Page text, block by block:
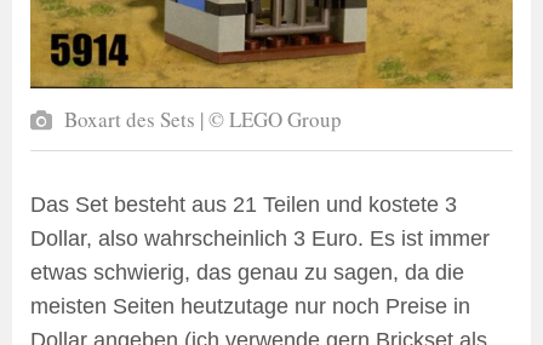
Boxart des Sets | © LEGO Group
Das Set besteht aus 21 Teilen und kostete 3
Dollar, also wahrscheinlich 3 Euro. Es ist immer
etwas schwierig, das genau zu sagen, da die
meisten Seiten heutzutage nur noch Preise in